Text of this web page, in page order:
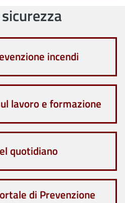
incendi
lavoro e formazione
quotidiano
di Prevenzione